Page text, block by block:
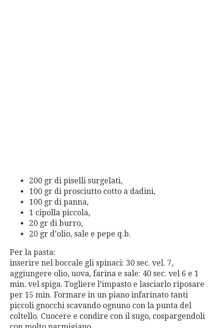
200 gr di piselli surgelati,
100 gr di prosciutto cotto a dadini,
100 gr di panna,
1 cipolla piccola,
20 gr di burro,
20 gr d’olio, sale e pepe q.b.
Per la pasta:
inserire nel boccale gli spinaci: 30 sec. vel. 7,
aggiungere olio, uova, farina e sale: 40 sec. vel 6 e 1
min. vel spiga. Togliere l’impasto e lasciarlo riposare
per 15 min. Formare in un piano infarinato tanti
piccoli gnocchi scavando ognuno con la punta del
coltello. Cuocere e condire con il sugo, cospargendoli